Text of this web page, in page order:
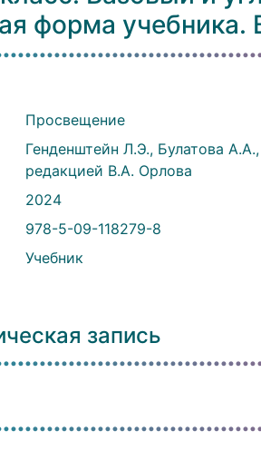
форма учебника.
Просвещение
Генденштейн Л.Э., Булатова
редакцией В.А. Орлова
2024
978-5-09-118279-8
Учебник
запись